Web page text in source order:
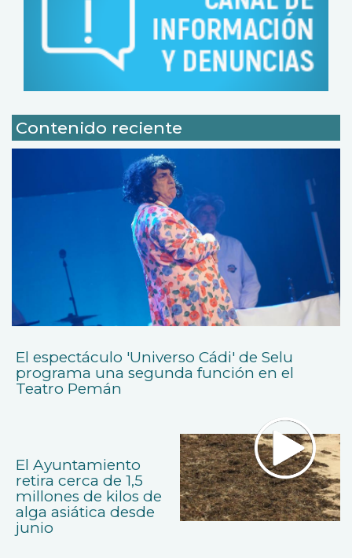
Contenido reciente
El espectáculo 'Universo Cádi' de Selu
programa una segunda función en el
Teatro Pemán
El Ayuntamiento
retira cerca de 1,5
millones de kilos de
alga asiática desde
junio